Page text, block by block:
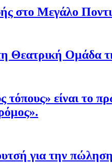
στο Μεγάλο
Θεατρική Ομάδα
είναι το
για την πώληση